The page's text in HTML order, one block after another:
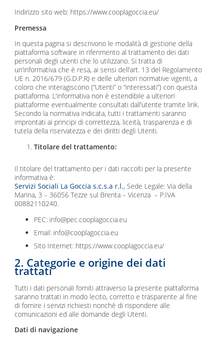
Indirizzo sito web: https://www.cooplagoccia.eu/
Premessa
In questa pagina si descrivono le modalità di gestione della
piattaforma software in riferimento al trattamento dei dati
personali degli utenti che lo utilizzano. Si tratta di
un’informativa che è resa, ai sensi dell’art. 13 del Regolamento
UE n. 2016/679 (G.D.P.R) e delle ulteriori normative vigenti, a
coloro che interagiscono (“Utenti” o “interessati”) con questa
piattaforma. L’informativa non è estendibile a ulteriori
piattaforme eventualmente consultati dall’utente tramite link.
Secondo la normativa indicata, tutti i trattamenti saranno
improntati ai principi di correttezza, liceità, trasparenza e di
tutela della riservatezza e dei diritti degli Utenti.
Titolare del trattamento:
Il titolare del trattamento per i dati raccolti per la presente
informativa è:
Servizi Sociali La Goccia s.c.s.a r.l., Sede Legale: Via della
Marina, 3 – 36056 Tezze sul Brenta – Vicenza – P.IVA
00882110240.
PEC: info@pec.cooplagoccia.eu
Email: info@cooplagoccia.eu
Sito Internet: https://www.cooplagoccia.eu/
2. Categorie e origine dei dati
trattati
Tutti i dati personali forniti attraverso la presente piattaforma
saranno trattati in modo lecito, corretto e trasparente al fine
di fornire i servizi richiesti nonchè di rispondere alle
comunicazioni ed alle domande degli Utenti.
Dati di navigazione